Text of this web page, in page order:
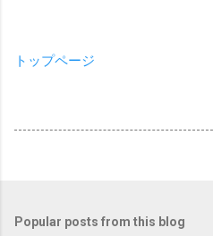
トップページ
Popular posts from this blog